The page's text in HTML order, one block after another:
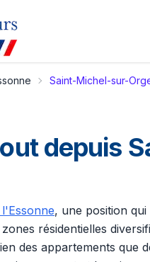
Saint-Michel-sur-
depuis
, une position
résidentielles
des appartements que